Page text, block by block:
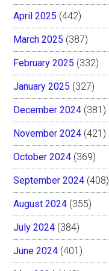
April 2025 (442)
March 2025 (387)
February 2025 (332)
January 2025 (327)
December 2024 (381)
November 2024 (421)
October 2024 (369)
September 2024 (408)
August 2024 (355)
July 2024 (384)
June 2024 (401)